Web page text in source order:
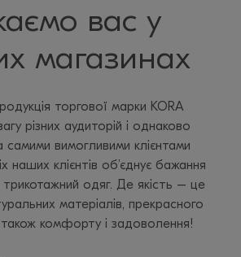
вас у
магазинах
торгової марки KORA
різних аудиторій і однаково
самими вимогливими клієнтами
наших клієнтів об’єднує бажання
трикотажний одяг. Де якість – це
матеріалів, прекрасного
також комфорту і задоволення!